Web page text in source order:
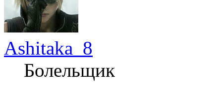
Ashitaka_8
Болельщик